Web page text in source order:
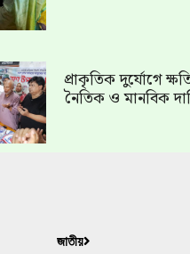
প্রাকৃতিক দুর্যোগে
নৈতিক ও মানবিক
জাতীয়